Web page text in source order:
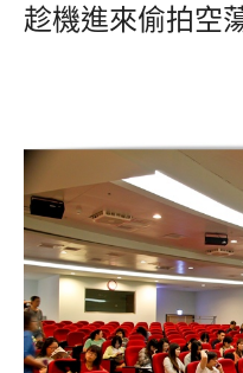
趁機進來偷拍空